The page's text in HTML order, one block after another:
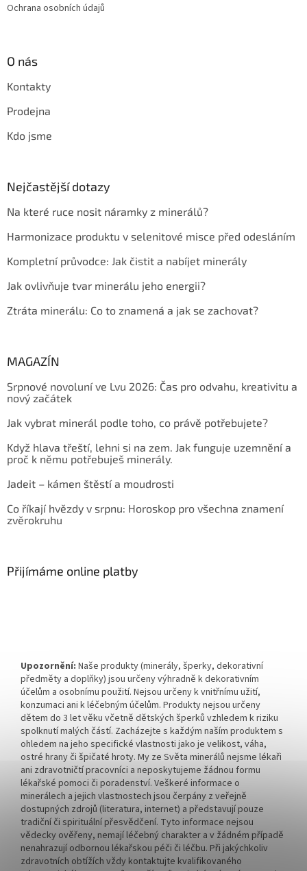
Ochrana osobních údajů
O nás
Kontakty
Prodejna
Kdo jsme
Nejčastější dotazy
Na které ruce nosit náramky z minerálů?
Harmonizace produktu v selenitové misce před odesláním
Kompletní průvodce: Jak čistit a nabíjet minerály
Jak ovlivňuje tvar minerálu jeho energii?
Ztráta minerálu: Co to znamená a jak se zachovat?
MAGAZÍN
Srpnové novoluní ve Lvu 2026: Čas pro odvahu, kreativitu a
nový začátek
Jak vybrat minerál podle toho, co právě potřebujete?
Když hlava třeští, lehni si na zem. Jak funguje uzemnění a
proč k němu potřebuješ minerály.
Jadeit – kámen štěstí a moudrosti
Co říkají hvězdy v srpnu: Horoskop pro všechna znamení
zvěrokruhu
Přijímáme online platby
Upozornění: Naše produkty (minerály, šperky, dekorativní
předměty a doplňky) jsou určeny výhradně k dekorativním
účelům a osobnímu použití. Nejsou určeny k vnitřnímu užití,
konzumaci ani k léčebným účelům. Produkty nejsou určeny
dětem do 3 let věku včetně dětských šperků vzhledem k riziku
spolknutí malých částí. Zacházejte s každým naším produktem s
ohledem na jeho specifické vlastnosti jako je velikost, váha,
ostré hrany či špičaté hroty. My ze Světa minerálů nejsme lékaři
ani zdravotničtí pracovníci a neposkytujeme žádnou formu
lékařské pomoci či poradenství. Veškeré informace o
minerálech a jejich vlastnostech jsou čerpány z veřejně
dostupných zdrojů (literatura, internet) a představují pouze
tradiční či spirituální přesvědčení. Tyto informace nejsou
vědecky ověřeny, nemají léčebný charakter a v žádném případě
nenahrazují odbornou lékařskou péči či léčbu. Při jakýchkoliv
zdravotních obtížích vždy kontaktujte kvalifikovaného